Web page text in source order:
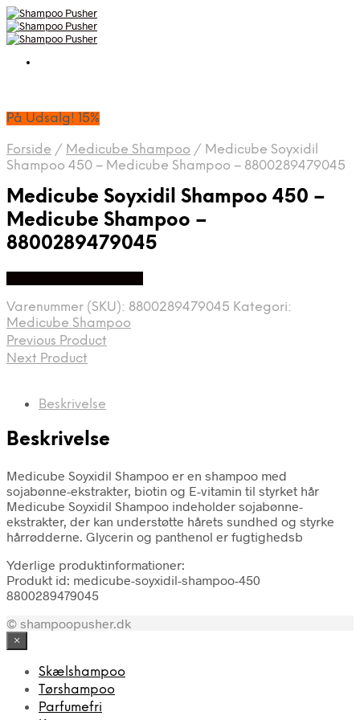
På Udsalg! 15%
Forside / Medicube Shampoo / Medicube Soyxidil
Shampoo 450 – Medicube Shampoo – 8800289479045
Medicube Soyxidil Shampoo 450 –
Medicube Shampoo –
8800289479045
Varenummer (SKU): 8800289479045 Kategori:
Medicube Shampoo
Previous Product
Next Product
Beskrivelse
Beskrivelse
Medicube Soyxidil Shampoo er en shampoo med
sojabønne-ekstrakter, biotin og E-vitamin til styrket hår
Medicube Soyxidil Shampoo indeholder sojabønne-
ekstrakter, der kan understøtte hårets sundhed og styrke
hårrødderne. Glycerin og panthenol er fugtighedsb
Yderlige produktinformationer:
Produkt id: medicube-soyxidil-shampoo-450
8800289479045
© shampoopusher.dk
×
Skælshampoo
Tørshampoo
Parfumefri